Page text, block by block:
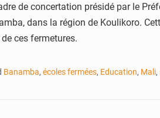
de concertation présidé par le
dans la région de Koulikoro.
ces fermetures.
Banamba, écoles fermées, Education, Mali,